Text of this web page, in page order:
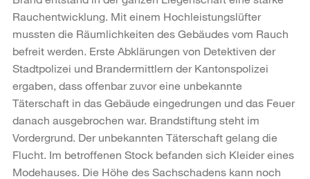
Rauchentwicklung. Mit einem Hochleistungslüfter
mussten die Räumlichkeiten des Gebäudes vom Rauch
befreit werden. Erste Abklärungen von Detektiven der
Stadtpolizei und Brandermittlern der Kantonspolizei
ergaben, dass offenbar zuvor eine unbekannte
Täterschaft in das Gebäude eingedrungen und das Feuer
danach ausgebrochen war. Brandstiftung steht im
Vordergrund. Der unbekannten Täterschaft gelang die
Flucht. Im betroffenen Stock befanden sich Kleider eines
Modehauses. Die Höhe des Sachschadens kann noch